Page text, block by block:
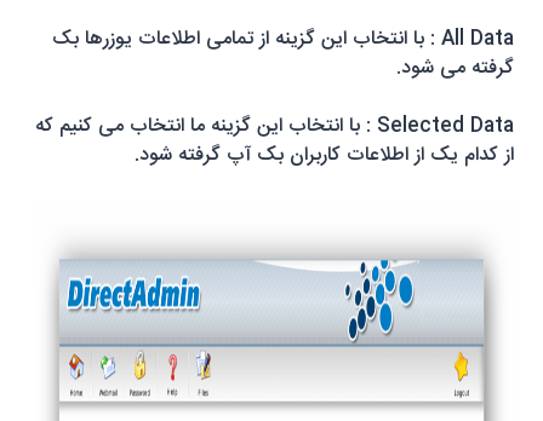
All Data : با انتخاب این گزینه از تمامی اطلاعات یوزرها بک
گرفته می شود.
Selected Data : با انتخاب این گزینه ما انتخاب می کنیم که
از کدام یک از اطلاعات کاربران بک آپ گرفته شود.